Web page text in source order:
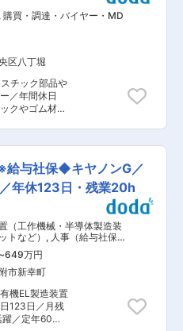
と遅番の交代
8時45分〜17
も、現時点
ターを建て直
生する可能性
て働くことが
薬品の卸業会
の大手企業と
エンドミル工
客様の要望の
向けセミナー
ミル工具の評
ーター…開発
評価の結果を
り
出し、それが
ところ お客様
葉を頂けると
現在26名の社
名（うちＭＣ
名（うちＭＣ
伴う増員を行
るため実地業
環境
時間は20時間
日と、働き
3年間の新卒
ており、平均
働いていける
どの生産設備
, 購買・調達・バイヤー・MD
区八丁堀
チック部品や
／年間休日
業務をお任せ
携を図りなが
業との取引も
た時には大き
詳
、発注・仕入
作成、出荷対
取り組んでい
ンやラバーコン
帯電話のキーシ
ンドやベゼル
ーニングモデ
給与社保◆キヤノンG／
年休123日・残業20h
（工作機械・半導体製造装
トなど） , 人事（給与社保）
・人事制度）
~649万円
市新幸町
機EL製造装置
123日／月残
／定年60